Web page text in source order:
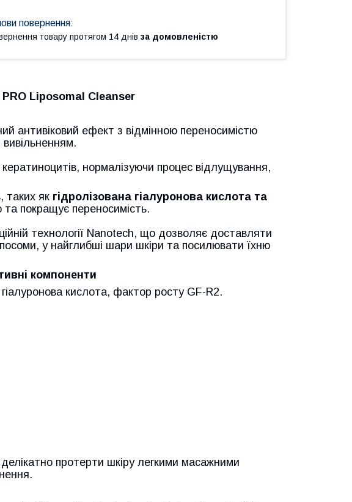
товару протягом 14 днів за домовленістю
Liposomal Cleanser
антивіковий ефект з відмінною переносимістю
нормалізуючи процес відлущування,
таких як гідролізована гіалуронова кислота та
та покращує переносимість.
технології Nanotech, що дозволяє доставляти
у найглибші шари шкіри та посилювати їхню
компоненти
кислота, фактор росту GF-R2.
протерти шкіру легкими масажними